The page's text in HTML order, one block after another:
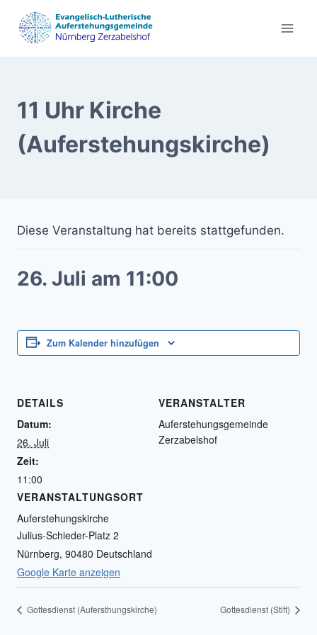
Inhalt
springen
11 Uhr Kirche
(Auferstehungskirche)
Diese Veranstaltung hat bereits stattgefunden.
26. Juli am 11:00
Zum Kalender hinzufügen
DETAILS
Datum:
26. Juli
Zeit:
11:00
VERANSTALTUNGSORT
Auferstehungskirche
Julius-Schieder-Platz 2
Nürnberg, 90480 Deutschland
Google Karte anzeigen
VERANSTALTER
Auferstehungsgemeinde
Zerzabelshof
Gottesdienst (Aufersthungskirche) Gottesdienst (Stift)